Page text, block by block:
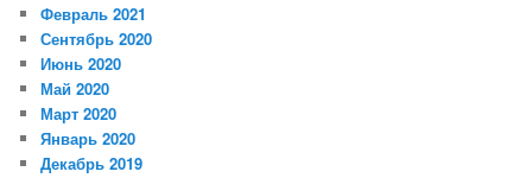
Февраль 2021
Сентябрь 2020
Июнь 2020
Май 2020
Март 2020
Январь 2020
Декабрь 2019